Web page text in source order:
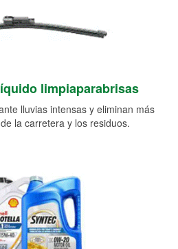
limpiaparabrisas
lluvias intensas y eliminan más
la carretera y los residuos.